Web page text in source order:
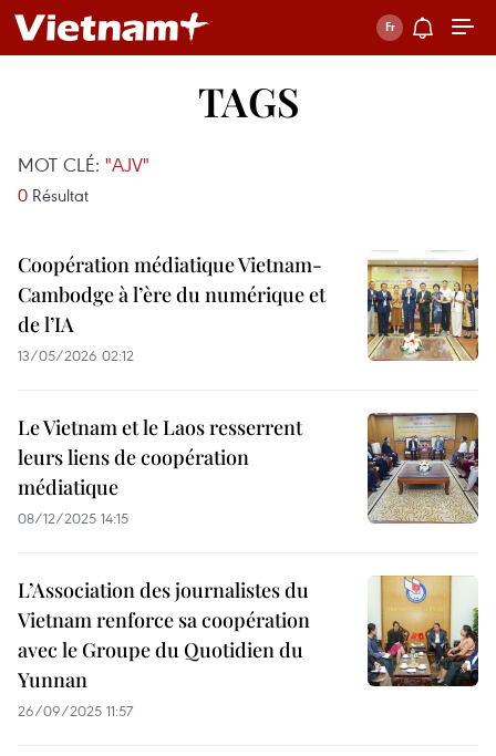
TAGS
MOT CLÉ: "AJV"
0 Résultat
Coopération médiatique Vietnam-
Cambodge à l’ère du numérique et
de l’IA
13/05/2026 02:12
Le Vietnam et le Laos resserrent
leurs liens de coopération
médiatique
08/12/2025 14:15
L’Association des journalistes du
Vietnam renforce sa coopération
avec le Groupe du Quotidien du
Yunnan
26/09/2025 11:57